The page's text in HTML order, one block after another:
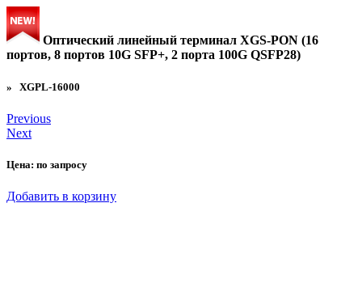
Оптический линейный терминал XGS-PON (16
портов, 8 портов 10G SFP+, 2 порта 100G QSFP28)
» XGPL-16000
Previous
Next
Цена: по запросу
Добавить в корзину